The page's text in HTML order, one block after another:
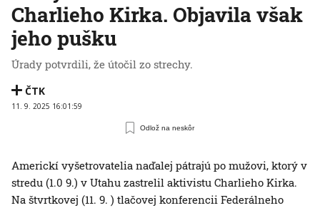
Charlieho Kirka. Objavila však
jeho pušku
Úrady potvrdili, že útočil zo strechy.
ČTK
11. 9. 2025 16:01:59
Odlož na neskôr
Americkí vyšetrovatelia naďalej pátrajú po mužovi, ktorý v
stredu (1.0 9.) v Utahu zastrelil aktivistu Charlieho Kirka.
Na štvrtkovej (11. 9. ) tlačovej konferencii Federálneho